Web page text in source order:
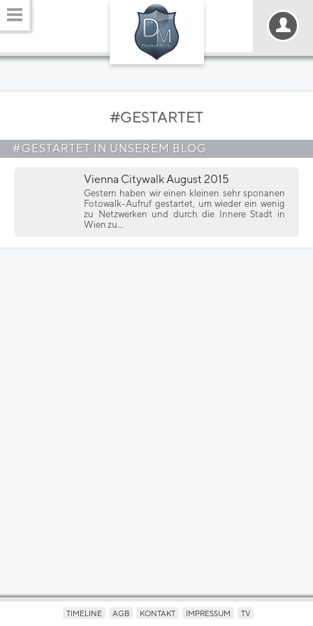
#GESTARTET
#GESTARTET IN UNSEREM BLOG
Vienna Citywalk August 2015
Gestern haben wir einen kleinen sehr sponanen
Fotowalk-Aufruf gestartet, um wieder ein wenig
zu Netzwerken und durch die Innere Stadt in
Wien zu...
TIMELINE AGB KONTAKT IMPRESSUM TV